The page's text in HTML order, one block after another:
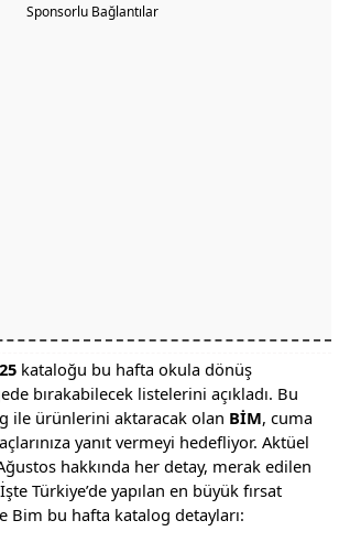
Sponsorlu Bağlantılar
kataloğu bu hafta okula dönüş
bırakabilecek listelerini açıkladı. Bu
ile ürünlerini aktaracak olan BİM, cuma
yanıt vermeyi hedefliyor. Aktüel
hakkında her detay, merak edilen
Türkiye’de yapılan en büyük fırsat
Bim bu hafta katalog detayları: